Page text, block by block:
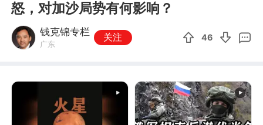
怒，对加沙局势有何影响？
钱克锦专栏
广东
关注 46